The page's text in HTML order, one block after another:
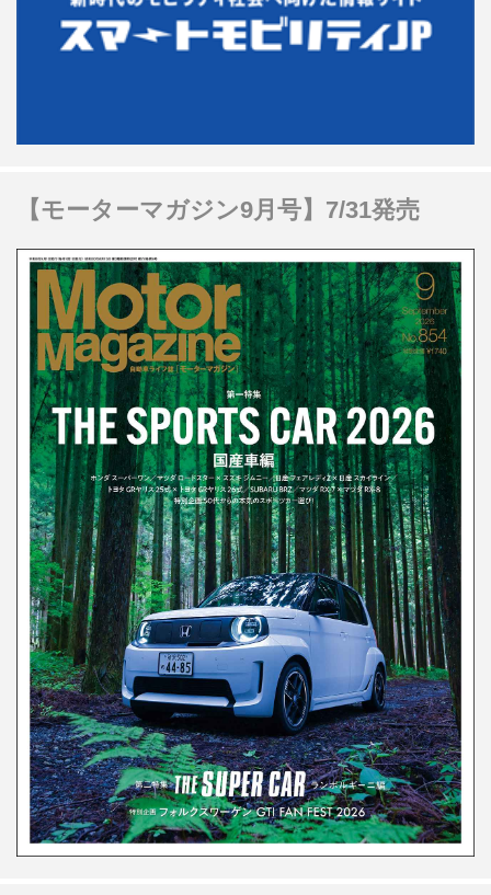
【モーターマガジン9月号】7/31発売